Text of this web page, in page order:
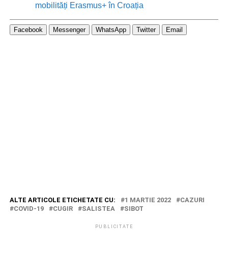
mobilități Erasmus+ în Croația
Facebook Messenger WhatsApp Twitter Email
ALTE ARTICOLE ETICHETATE CU: 1 MARTIE 2022
CAZURI
COVID-19
CUGIR SALISTEA SIBOT
PUBLICITATE